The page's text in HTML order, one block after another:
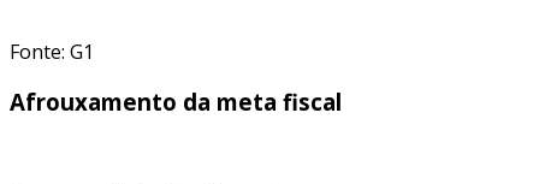
Fonte: G1
Afrouxamento da meta fiscal